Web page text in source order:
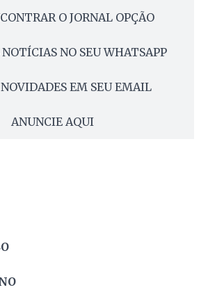
O JORNAL OPÇÃO
NOTÍCIAS NO SEU WHATSAPP
EM SEU EMAIL
ANUNCIE AQUI